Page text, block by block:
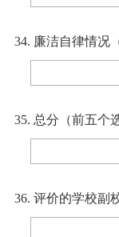
34. 廉洁自律情况
35. 总分（前五个
36. 评价的学校副